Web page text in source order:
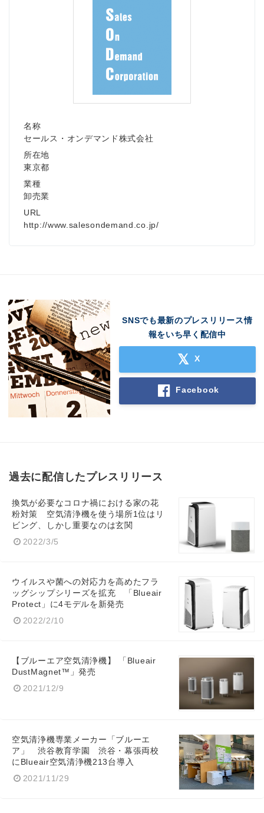
名称
セールス・オンデマンド株式会社
所在地
東京都
業種
卸売業
URL
http://www.salesondemand.co.jp/
SNSでも最新のプレスリリース情
報をいち早く配信中
X
Facebook
過去に配信したプレスリリース
換気が必要なコロナ禍における家の花
粉対策 空気清浄機を使う場所1位はリ
ビング、しかし重要なのは玄関
2022/3/5
ウイルスや菌への対応力を高めたフラ
ッグシップシリーズを拡充 「Blueair
Protect」に4モデルを新発売
2022/2/10
【ブルーエア空気清浄機】 「Blueair
DustMagnet™」発売
2021/12/9
空気清浄機専業メーカー「ブルーエ
ア」 渋谷教育学園 渋谷・幕張両校
にBlueair空気清浄機213台導入
2021/11/29
Japanese